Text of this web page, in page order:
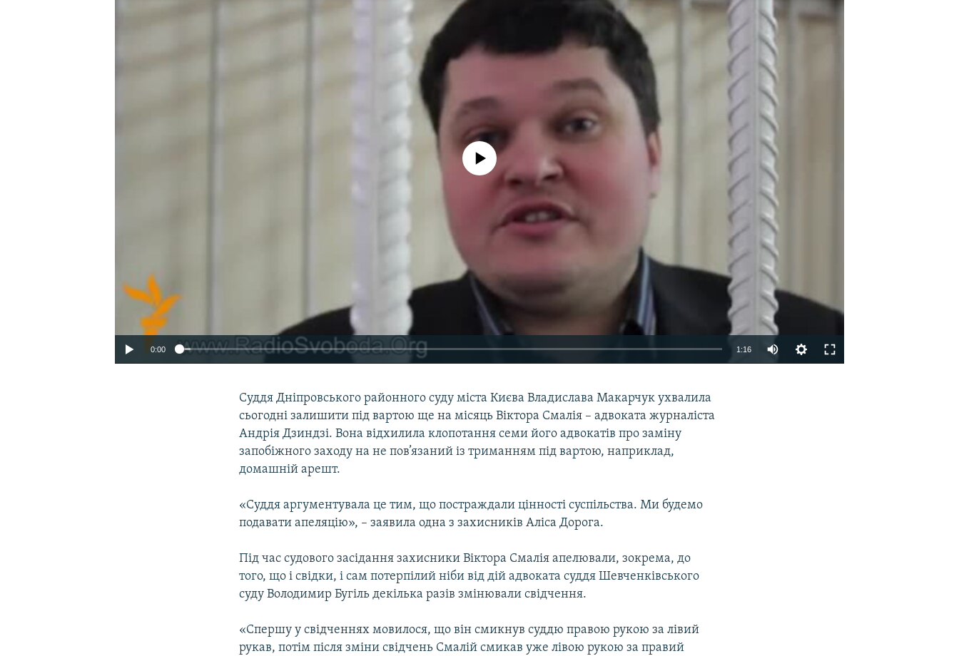
No media source currently available
0:00 1:16
Суддя Дніпровського районного суду міста Києва Владислава Макарчук ухвалила
сьогодні залишити під вартою ще на місяць Віктора Смалія – адвоката журналіста
Андрія Дзиндзі. Вона відхилила клопотання семи його адвокатів про заміну
запобіжного заходу на не пов’язаний із триманням під вартою, наприклад,
домашній арешт.
«Суддя аргументувала це тим, що постраждали цінності суспільства. Ми будемо
подавати апеляцію», – заявила одна з захисників Аліса Дорога.
Під час судового засідання захисники Віктора Смалія апелювали, зокрема, до
того, що і свідки, і сам потерпілий ніби від дій адвоката суддя Шевченківського
суду Володимир Бугіль декілька разів змінювали свідчення.
«Спершу у свідченнях мовилося, що він смикнув суддю правою рукою за лівий
рукав, потім після зміни свідчень Смалій смикав уже лівою рукою за правий